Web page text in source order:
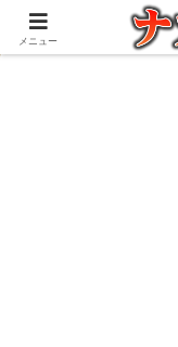
アウトドアとガジ
メニュー